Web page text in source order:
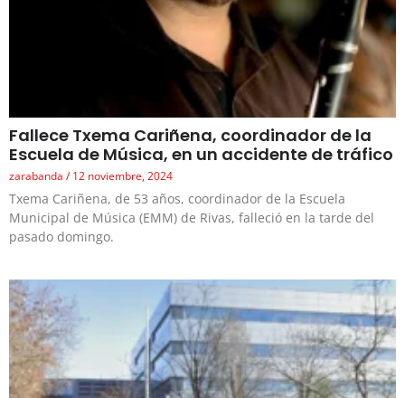
Fallece Txema Cariñena, coordinador de la
Escuela de Música, en un accidente de tráfico
zarabanda 12 noviembre, 2024
Txema Cariñena, de 53 años, coordinador de la Escuela
Municipal de Música (EMM) de Rivas, falleció en la tarde del
pasado domingo.